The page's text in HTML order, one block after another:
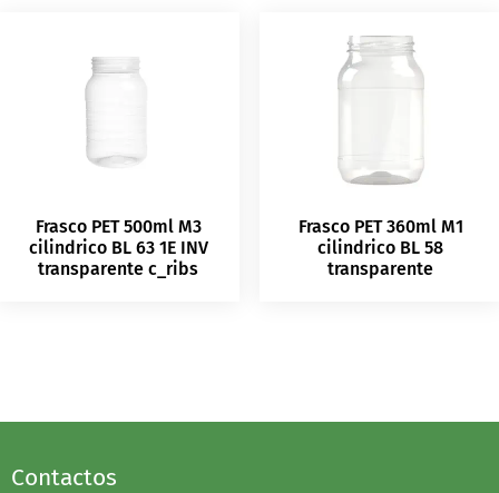
Frasco PET 500ml M3
cilindrico BL 63 1E INV
transparente c_ribs
Frasco PET 360ml M1
cilindrico BL 58
transparente
Contactos